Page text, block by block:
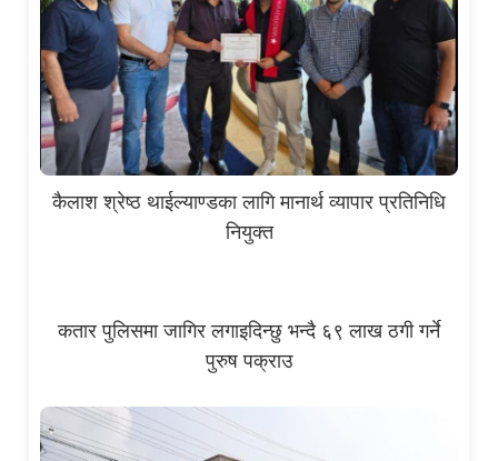
कैलाश श्रेष्ठ थाईल्याण्डका लागि मानार्थ व्यापार प्रतिनिधि
नियुक्त
कतार पुलिसमा जागिर लगाइदिन्छु भन्दै ६९ लाख ठगी गर्ने
पुरुष पक्राउ